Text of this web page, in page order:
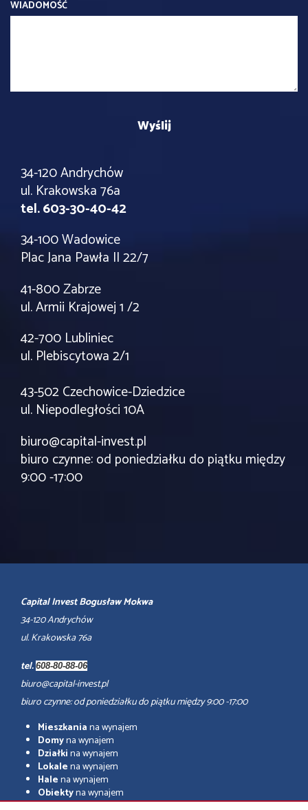
WIADOMOŚĆ
34-120 Andrychów
ul. Krakowska 76a
tel. 603-30-40-42
34-100 Wadowice
Plac Jana Pawła II 22/7
41-800 Zabrze
ul. Armii Krajowej 1 /2
42-700 Lubliniec
ul. Plebiscytowa 2/1
43-502 Czechowice-Dziedzice
ul. Niepodległości 10A
biuro@capital-invest.pl
biuro czynne: od poniedziałku do piątku między
9:00 -17:00
Capital Invest Bogusław Mokwa
34-120 Andrychów
ul. Krakowska 76a
tel. 608-80-88-06
biuro@capital-invest.pl
biuro czynne: od poniedziałku do piątku między 9:00 -17:00
Mieszkaniana wynajem
Domyna wynajem
Działkina wynajem
Lokalena wynajem
Halena wynajem
Obiektyna wynajem